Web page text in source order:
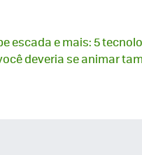
escada e mais: 5
deveria se animar